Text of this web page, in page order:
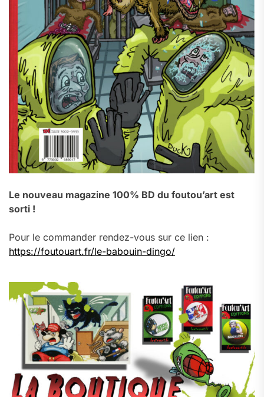
Le nouveau magazine 100% BD du foutou’art est
sorti !
Pour le commander rendez-vous sur ce lien :
https://foutouart.fr/le-babouin-dingo/